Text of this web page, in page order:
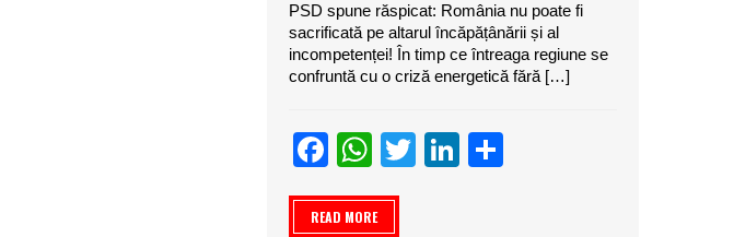
PSD spune răspicat: România nu poate fi
sacrificată pe altarul încăpățânării și al
incompetenței! În timp ce întreaga regiune se
confruntă cu o criză energetică fără […]
Facebook
WhatsApp
TwitterLinkedIn
READ MORE